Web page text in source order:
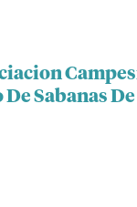
Sabanas